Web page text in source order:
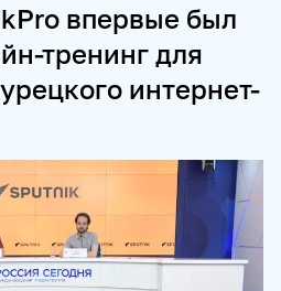
PARTY
НЮРНБЕРГ. НАЧАЛО МИРА
СЕРВИСЫ
МЕДИАФАСАД
БАЗА АНОНСОВ
ФОТОВЫСТАВКИ
ПРЕСС-ЦЕНТР
впервые был
тренинг для
интернет-